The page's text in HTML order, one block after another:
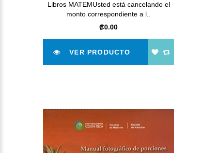
Libros MATEMUsted está cancelando el
monto correspondiente a l..
‎₡0.00
VER PRODUCTO